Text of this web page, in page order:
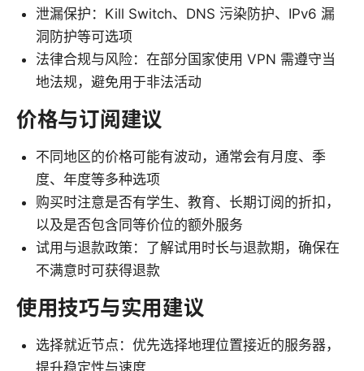
泄漏保护：Kill Switch、DNS 污染防护、IPv6 漏
洞防护等可选项
法律合规与风险：在部分国家使用 VPN 需遵守当
地法规，避免用于非法活动
价格与订阅建议
不同地区的价格可能有波动，通常会有月度、季
度、年度等多种选项
购买时注意是否有学生、教育、长期订阅的折扣，
以及是否包含同等价位的额外服务
试用与退款政策：了解试用时长与退款期，确保在
不满意时可获得退款
使用技巧与实用建议
选择就近节点：优先选择地理位置接近的服务器，
提升稳定性与速度